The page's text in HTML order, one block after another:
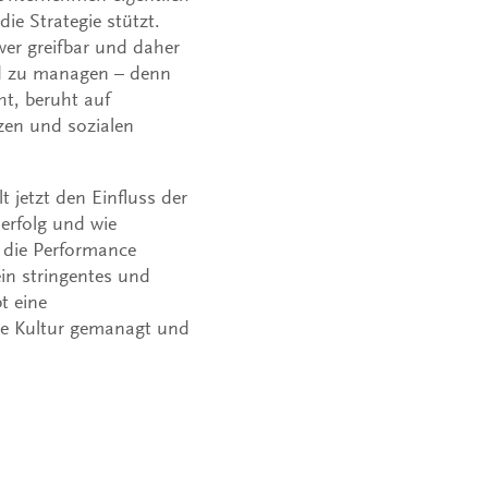
Strategie stützt.
greifbar und daher
managen – denn
beruht auf
und sozialen
jetzt den Einfluss der
und wie
Performance
stringentes und
eine
Kultur gemanagt und